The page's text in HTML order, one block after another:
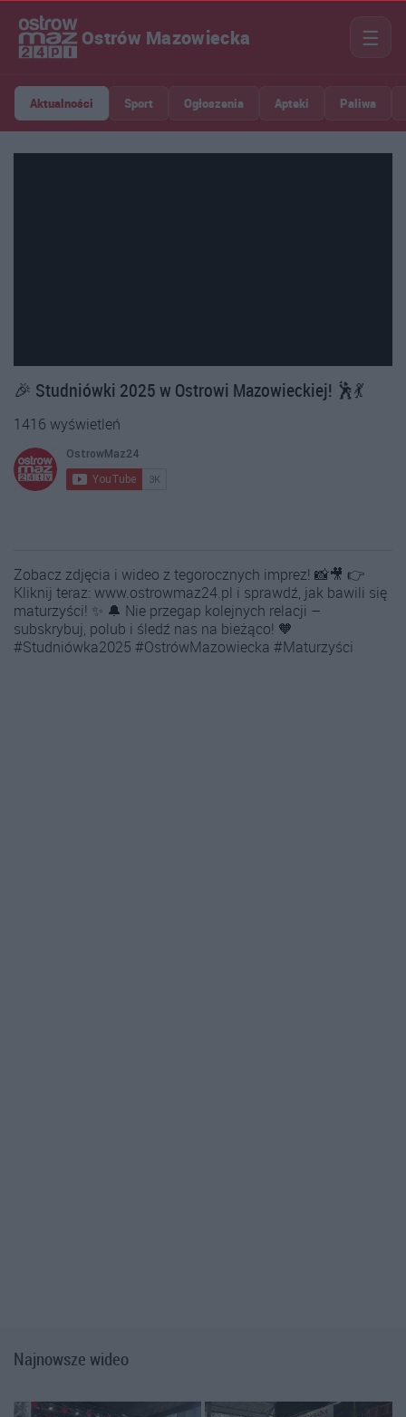
Ostrów Mazowiecka ☰
Aktualności Sport Ogłoszenia Apteki Paliwa
🎉 Studniówki 2025 w Ostrowi Mazowieckiej! 🕺💃
1416 wyświetleń
Zobacz zdjęcia i wideo z tegorocznych imprez! 📸🎥 👉
Kliknij teraz: www.ostrowmaz24.pl i sprawdź, jak bawili się
maturzyści! ✨ 🔔 Nie przegap kolejnych relacji –
subskrybuj, polub i śledź nas na bieżąco! 🧡
#Studniówka2025 #OstrówMazowiecka #Maturzyści
Najnowsze wideo